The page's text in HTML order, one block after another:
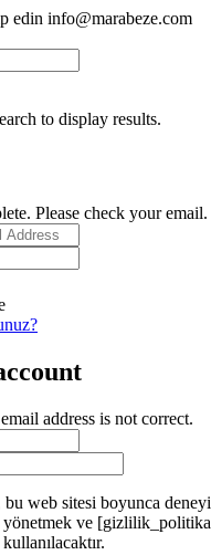
edin info@marabeze.com
to display results.
Please check your email.
address is not correct.
web sitesi boyunca
yönetmek ve